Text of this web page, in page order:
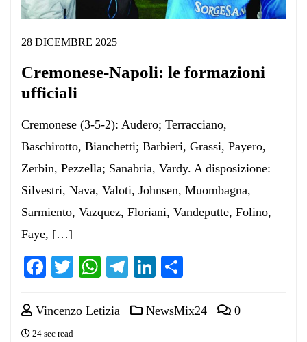
28 DICEMBRE 2025
Cremonese-Napoli: le formazioni
ufficiali
Cremonese (3-5-2): Audero; Terracciano,
Baschirotto, Bianchetti; Barbieri, Grassi, Payero,
Zerbin, Pezzella; Sanabria, Vardy. A disposizione:
Silvestri, Nava, Valoti, Johnsen, Muombagna,
Sarmiento, Vazquez, Floriani, Vandeputte, Folino,
Faye, […]
Facebook
TwitterWhatsApp
Telegram
LinkedIn
Vincenzo Letizia NewsMix24 0
24 sec read